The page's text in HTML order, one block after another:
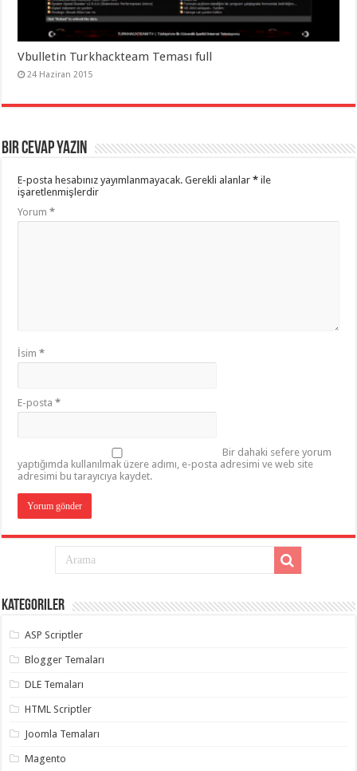
Vbulletin Turkhackteam Teması full
24 Haziran 2015
Bir cevap yazın
E-posta hesabınız yayımlanmayacak. Gerekli alanlar* ile
işaretlenmişlerdir
Yorum*
İsim*
E-posta*
Bir dahaki sefere yorum
yaptığımda kullanılmak üzere adımı, e-posta adresimi ve web site
adresimi bu tarayıcıya kaydet.
Kategoriler
ASP Scriptler
Blogger Temaları
DLE Temaları
HTML Scriptler
Joomla Temaları
Magento